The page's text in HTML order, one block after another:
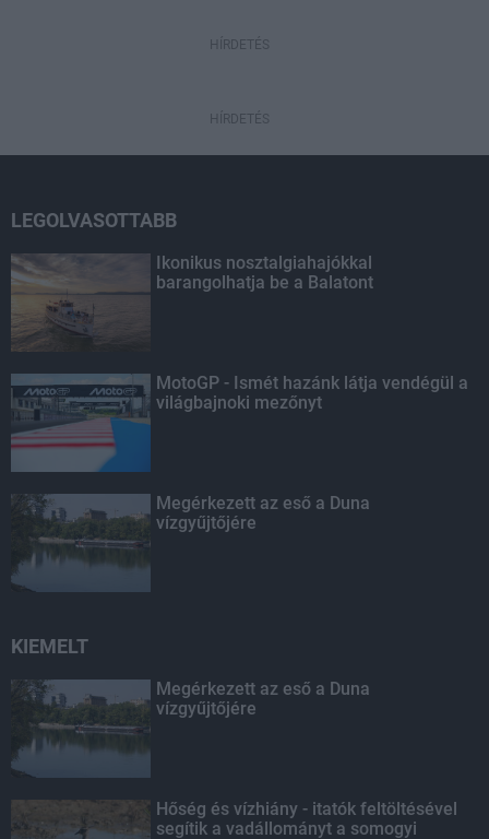
HÍRDETÉS
HÍRDETÉS
LEGOLVASOTTABB
Ikonikus nosztalgiahajókkal
barangolhatja be a Balatont
MotoGP - Ismét hazánk látja vendégül a
világbajnoki mezőnyt
Megérkezett az eső a Duna
vízgyűjtőjére
KIEMELT
Megérkezett az eső a Duna
vízgyűjtőjére
Hőség és vízhiány - itatók feltöltésével
segítik a vadállományt a somogyi